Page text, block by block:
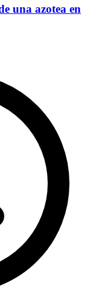
una azotea en